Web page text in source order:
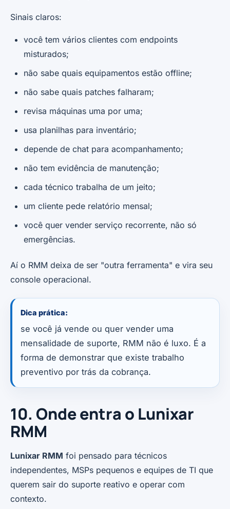
Sinais claros:
você tem vários clientes com endpoints
misturados;
não sabe quais equipamentos estão offline;
não sabe quais patches falharam;
revisa máquinas uma por uma;
usa planilhas para inventário;
depende de chat para acompanhamento;
não tem evidência de manutenção;
cada técnico trabalha de um jeito;
um cliente pede relatório mensal;
você quer vender serviço recorrente, não só
emergências.
Aí o RMM deixa de ser "outra ferramenta" e vira seu
console operacional.
Dica prática:
se você já vende ou quer vender uma
mensalidade de suporte, RMM não é luxo. É a
forma de demonstrar que existe trabalho
preventivo por trás da cobrança.
10. Onde entra o Lunixar
RMM
Lunixar RMM foi pensado para técnicos
independentes, MSPs pequenos e equipes de TI que
querem sair do suporte reativo e operar com
contexto.